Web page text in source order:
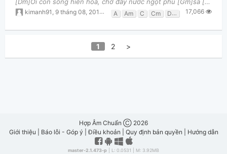
kimanh91 9 tháng 08, 2013 lúc 01:54pm A Am C Cm Dm Gm
17,066
1 2 >
Hợp Âm Chuẩn Ⓒ 2026
Giới thiệu
Báo lỗi - Góp ý |Điều khoản Quy định bản quyền Hướng dẫn
master-2.1.473-p | L: 0.0531 | M: 3.92MB